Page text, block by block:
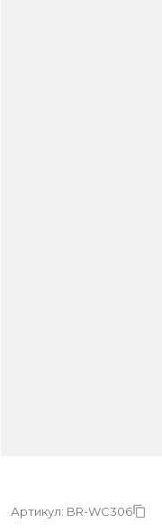
Артикул: BR-WC306